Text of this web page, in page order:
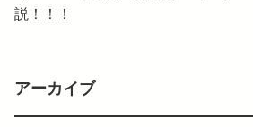
説！！！
アーカイブ